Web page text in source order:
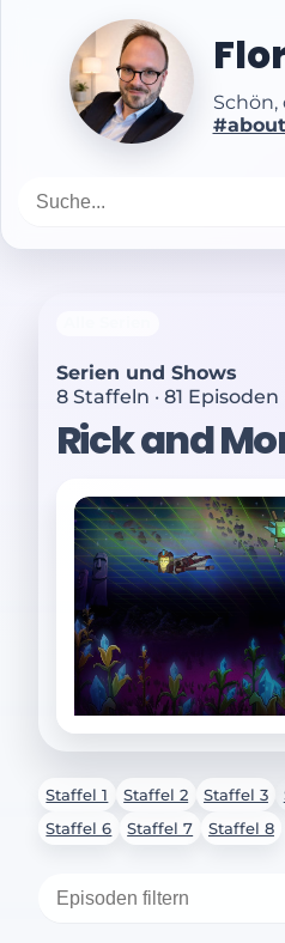
Schön,
Serien und Shows
8 Staffeln · 81 Episoden
Rick and
Staffel 1 Staffel 2 Staffel 3
Staffel 6
Staffel 7 Staffel 8